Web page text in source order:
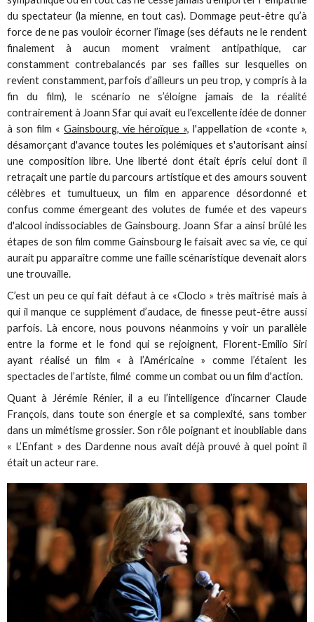
du spectateur (la mienne, en tout cas). Dommage peut-être qu’à
force de ne pas vouloir écorner l’image (ses défauts ne le rendent
finalement à aucun moment vraiment antipathique, car
constamment contrebalancés par ses failles sur lesquelles on
revient constamment, parfois d’ailleurs un peu trop, y compris à la
fin du film), le scénario ne s’éloigne jamais de la réalité
contrairement à Joann Sfar qui avait eu l'excellente idée de donner
à son film «Gainsbourg, vie héroïque », l'appellation de «conte »,
désamorçant d'avance toutes les polémiques et s'autorisant ainsi
une composition libre. Une liberté dont était épris celui dont il
retraçait une partie du parcours artistique et des amours souvent
célèbres et tumultueux, un film en apparence désordonné et
confus comme émergeant des volutes de fumée et des vapeurs
d'alcool indissociables de Gainsbourg. Joann Sfar a ainsi brûlé les
étapes de son film comme Gainsbourg le faisait avec sa vie, ce qui
aurait pu apparaître comme une faille scénaristique devenait alors
une trouvaille.
C’est un peu ce qui fait défaut à ce «Cloclo » très maîtrisé mais à
qui il manque ce supplément d’audace, de finesse peut-être aussi
parfois. Là encore, nous pouvons néanmoins y voir un parallèle
entre la forme et le fond qui se rejoignent, Florent-Emilio Siri
ayant réalisé un film « à l’Américaine » comme l’étaient les
spectacles de l’artiste, filmé comme un combat ou un film d'action.
Quant à Jérémie Rénier, il a eu l’intelligence d’incarner Claude
François, dans toute son énergie et sa complexité, sans tomber
dans un mimétisme grossier. Son rôle poignant et inoubliable dans
« L’Enfant » des Dardenne nous avait déjà prouvé à quel point il
était un acteur rare.